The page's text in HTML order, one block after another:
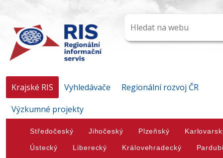
Krajské RIS Vyhledávače
Regionální rozvoj ČR
Výzkumné projekty
Středočeský Jihočeský Plzeňský
Ústecký Liberecký Královehradecký